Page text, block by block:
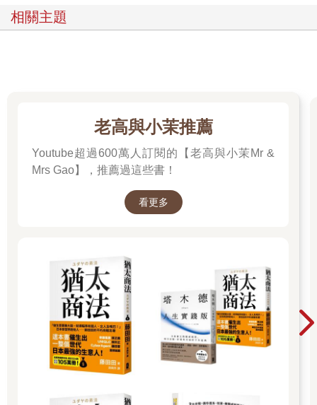
薈說完後，我在意的不是她反對我，而是她聽來像個沒有明確精
神指引的人，且以爲她自己那樣比較優越！ 我問她，一個人如果
麼，只垂下眼，返身幫我關好衣櫃門，出去了。
爸的喪禮，終依媽的意見，請禮儀公司來辦理了。我事前收到手
冊，知悉流程。但到了當天，當我隨媽和薈走向偌大會場中的小
小靈堂，而我看到白菊花叢中有張黑白相片，相片裡一張臉有兩
難解的悲愴由全身各組織溶出，噴發，變成鹹水，淹沒過地板、
人，還有白花叢了。有人對我說些什麼。有人抓住我的胳肢窩往
後，我就是位孤兒了吧。
後來，爸的商會朋友們陸續到場。我已靠自己控制好了情緒，卻
依然躲在一旁，沒想要隨媽去招呼接待。我會這樣可能也是因
為，在我心目中，爸與他這些朋友們完全不同。
首先不同的是氣質。爸雖經營中小企業，卻散發出一種讀書人的
氣質，因為他讀非常多書，並且不只自己讀，他會挑重要的西方
經典，勾選我必讀的章節，再交給我讀。再不同的是思維模式。
爸的腦不是商人那種，而是數學家那種的。姑姑們就說過，爸從
破周遭對鄉下人的歧視，嶄露頭角。不過，後來爸沒能出國從事
相關主題
老高與小茉推薦
Youtube超過600萬人訂閱的【老高與小茉Mr &
Mrs Gao】，推薦過這些書！
看更多